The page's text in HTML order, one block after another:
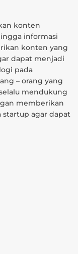
konten
informasi
konten yang
dapat menjadi
pada
– orang yang
mendukung
memberikan
startup agar dapat